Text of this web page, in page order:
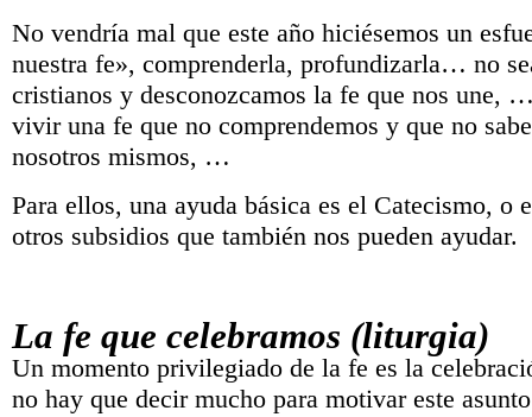
No vendría mal que este año hiciésemos un
nuestra fe», comprenderla, profundizarla… no
cristianos y desconozcamos la fe que nos une,
vivir una fe que no comprendemos y que no
nosotros mismos, …
Para ellos, una ayuda básica es el Catecismo, o
otros subsidios que también nos pueden ayudar.
La fe que celebramos (liturgia)
Un momento privilegiado de la fe es la
no hay que decir mucho para motivar este